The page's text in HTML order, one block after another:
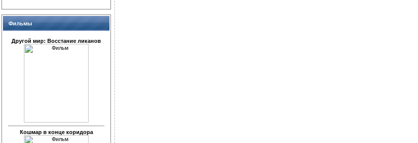
Фильмы
Другой мир: Восстание ликанов
Кошмар в конце коридора